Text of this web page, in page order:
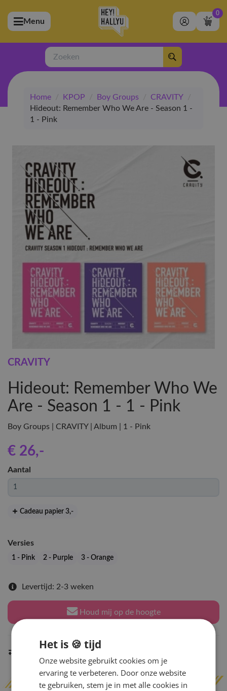
(Artiesten)
(Merchandise)
(Exclusive)
(Winkel)
Menu
0
Zoeken
Home / KPOP / Boy Groups / CRAVITY
/
Hideout: Remember Who We Are - Season 1 -
1 - Pink
CRAVITY
Hideout: Remember Who We
Are - Season 1 - 1 - Pink
Boy Groups | CRAVITY | Album | 1 - Pink
€ 26,-
Aantal
Cadeau papier 3,-
Versies
1 - Pink 2 - Purple 3 - Orange
Levertijd: 2-3 weken
Houd mij op de hoogte
binnen 2 werkdagen
Het is 🍪 tijd
Onze website gebruikt cookies om je
ervaring te verbeteren. Door onze website
te gebruiken, stem je in met alle cookies in